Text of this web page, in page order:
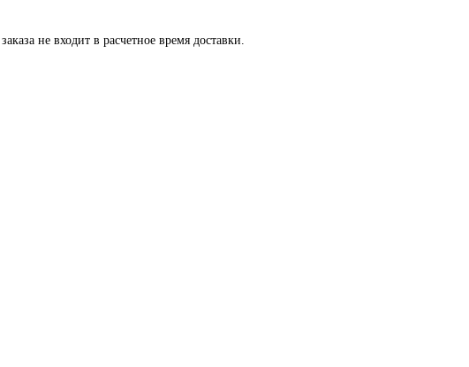
не входит в расчетное время доставки.